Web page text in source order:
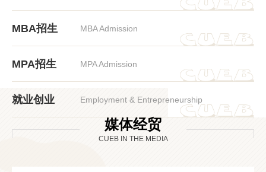
MBA招生 MBA Admission
MPA招生 MPA Admission
就业创业 Employment & Entrepreneurship
媒体经贸
CUEB IN THE MEDIA